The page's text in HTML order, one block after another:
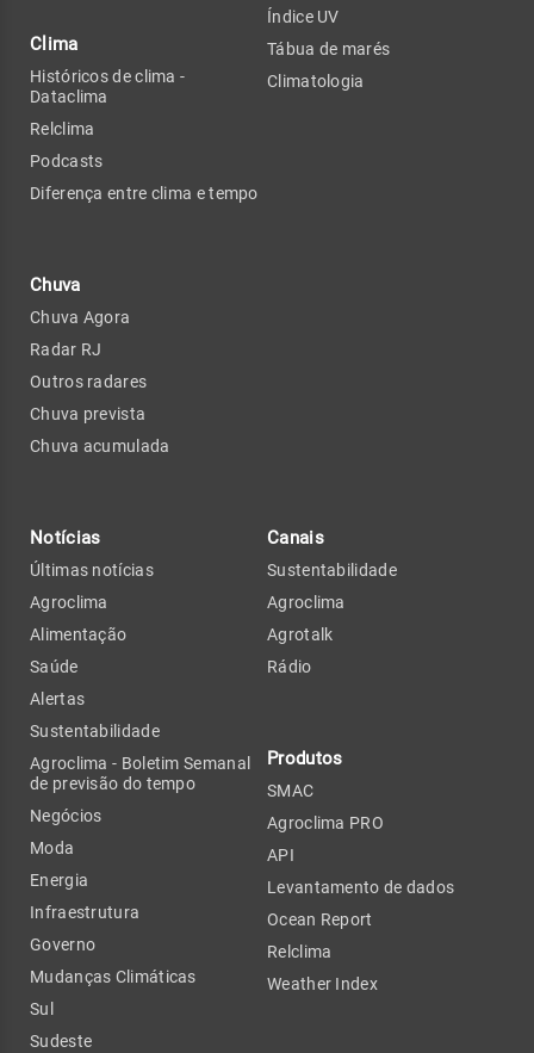
Clima
Históricos de clima -
Dataclima
Relclima
Podcasts
Diferença entre clima e tempo
Chuva
Chuva Agora
Radar RJ
Outros radares
Chuva prevista
Chuva acumulada
Índice UV
Tábua de marés
Climatologia
Notícias
Últimas notícias
Agroclima
Alimentação
Saúde
Alertas
Sustentabilidade
Agroclima - Boletim Semanal
de previsão do tempo
Negócios
Moda
Energia
Infraestrutura
Governo
Mudanças Climáticas
Sul
Sudeste
Canais
Sustentabilidade
Agroclima
Agrotalk
Rádio
Produtos
SMAC
Agroclima PRO
API
Levantamento de dados
Ocean Report
Relclima
Weather Index